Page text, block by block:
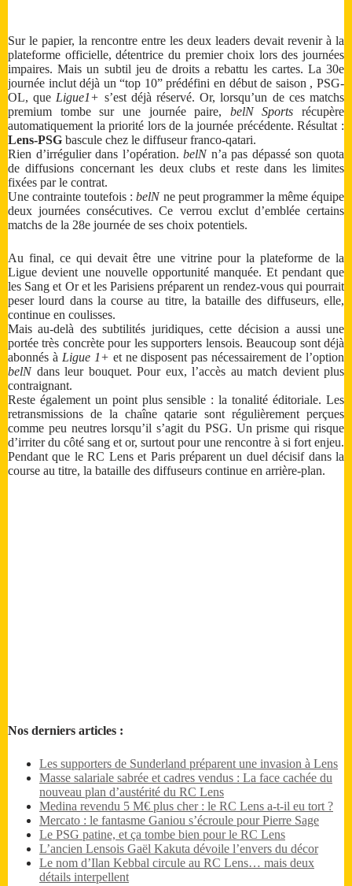
Sur le papier, la rencontre entre les deux leaders devait revenir à la
plateforme officielle, détentrice du premier choix lors des journées
impaires. Mais un subtil jeu de droits a rebattu les cartes. La 30e
journée inclut déjà un “top 10” prédéfini en début de saison , PSG-
OL, que Ligue1+ s’est déjà réservé. Or, lorsqu’un de ces matchs
premium tombe sur une journée paire, belN Sports récupère
automatiquement la priorité lors de la journée précédente. Résultat :
Lens-PSG bascule chez le diffuseur franco-qatari.
Rien d’irrégulier dans l’opération.belNn’a pas dépassé son quota
de diffusions concernant les deux clubs et reste dans les limites
fixées par le contrat.
Une contrainte toutefois :belNne peut programmer la même équipe
deux journées consécutives. Ce verrou exclut d’emblée certains
matchs de la 28e journée de ses choix potentiels.
Au final, ce qui devait être une vitrine pour la plateforme de la
Ligue devient une nouvelle opportunité manquée. Et pendant que
les Sang et Or et les Parisiens préparent un rendez-vous qui pourrait
peser lourd dans la course au titre, la bataille des diffuseurs, elle,
continue en coulisses.
Mais au-delà des subtilités juridiques, cette décision a aussi une
portée très concrète pour les supporters lensois. Beaucoup sont déjà
abonnés à Ligue 1+ et ne disposent pas nécessairement de l’option
belNdans leur bouquet. Pour eux, l’accès au match devient plus
contraignant.
Reste également un point plus sensible : la tonalité éditoriale. Les
retransmissions de la chaîne qatarie sont régulièrement perçues
comme peu neutres lorsqu’il s’agit du PSG. Un prisme qui risque
d’irriter du côté sang et or, surtout pour une rencontre à si fort enjeu.
Pendant que le RC Lens et Paris préparent un duel décisif dans la
course au titre, la bataille des diffuseurs continue en arrière-plan.
Nos derniers articles :
Les supporters de Sunderland préparent une invasion à Lens
Masse salariale sabrée et cadres vendus : La face cachée du
nouveau plan d’austérité du RC Lens
Medina revendu 5 M€ plus cher : le RC Lens a-t-il eu tort ?
Mercato : le fantasme Ganiou s’écroule pour Pierre Sage
Le PSG patine, et ça tombe bien pour le RC Lens
L’ancien Lensois Gaël Kakuta dévoile l’envers du décor
Le nom d’Ilan Kebbal circule au RC Lens… mais deux
détails interpellent